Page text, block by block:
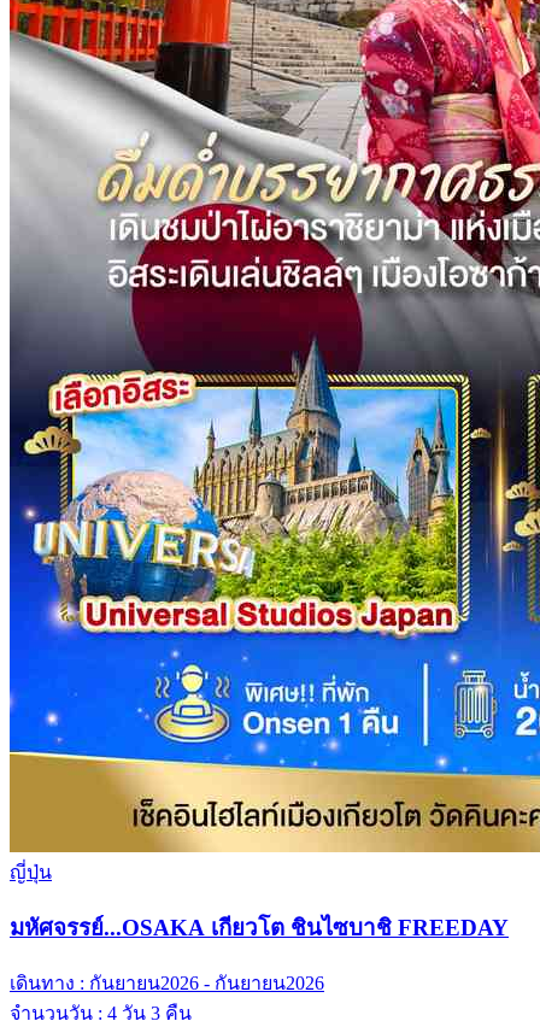
ญี่ปุ่น
มหัศจรรย์...OSAKA เกียวโต ชินไซบาชิ FREEDAY
เดินทาง : กันยายน2026 - กันยายน2026
จำนวนวัน : 4 วัน 3 คืน